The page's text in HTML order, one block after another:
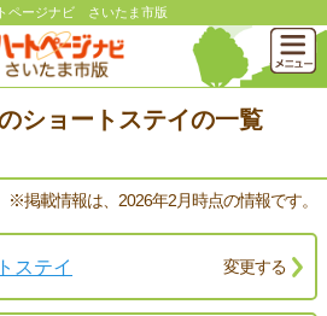
ページナビ さいたま市版
ショートステイの一覧
※掲載情報は、2026年2月時点の情報です。
ステイ 変更する